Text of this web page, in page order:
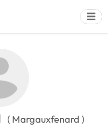
( Margauxfenard )